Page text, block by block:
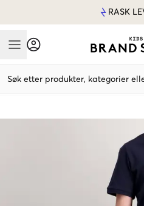
RASK
Mobile Menu
Søk etter produkter, kategorier